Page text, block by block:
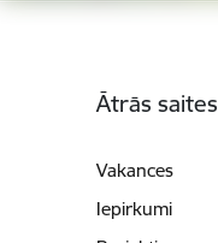
Ātrās saites
Vakances
Iepirkumi